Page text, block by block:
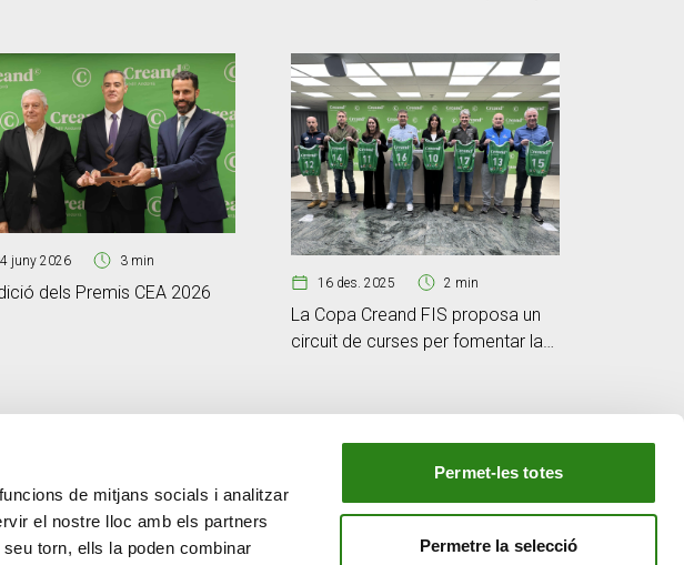
de mitjans socials i analitzar
el nostre lloc amb els partners
torn, ells la poden combinar
Permet-les totes
Permetre la selecció
juny 2026 3 min
dels Premis CEA 2026 16 des. 2025 2 min
La Copa Creand FIS proposa un
circuit de curses per fomentar la
MÉS CREAND
EL NOSTRE GRUP